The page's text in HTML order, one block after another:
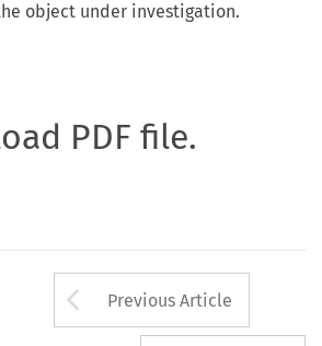
object under investigation.
PDF file.
Arrow button
Previous Article